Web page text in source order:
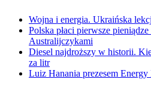
Wojna i energia. Ukraińska
Polska płaci pierwsze
Australijczykami
Diesel najdroższy w historii.
za litr
Luiz Hanania prezesem